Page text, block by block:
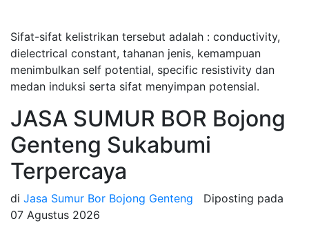
Sifat-sifat kelistrikan tersebut adalah : conductivity,
dielectrical constant, tahanan jenis, kemampuan
menimbulkan self potential, specific resistivity dan
medan induksi serta sifat menyimpan potensial.
JASA SUMUR BOR Bojong
Genteng Sukabumi
Terpercaya
di Jasa Sumur Bor Bojong Genteng
Diposting pada
07 Agustus 2026